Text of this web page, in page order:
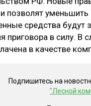
позволят
средства будут
приговора в силу. В
в качестве
Подпишитесь на
"Лесной